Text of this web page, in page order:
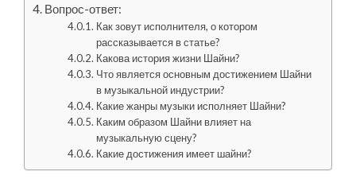
Вопрос-ответ:
Как зовут исполнителя, о котором
рассказывается в статье?
Какова история жизни Шайни?
Что является основным достижением Шайни
в музыкальной индустрии?
Какие жанры музыки исполняет Шайни?
Каким образом Шайни влияет на
музыкальную сцену?
Какие достижения имеет шайни?